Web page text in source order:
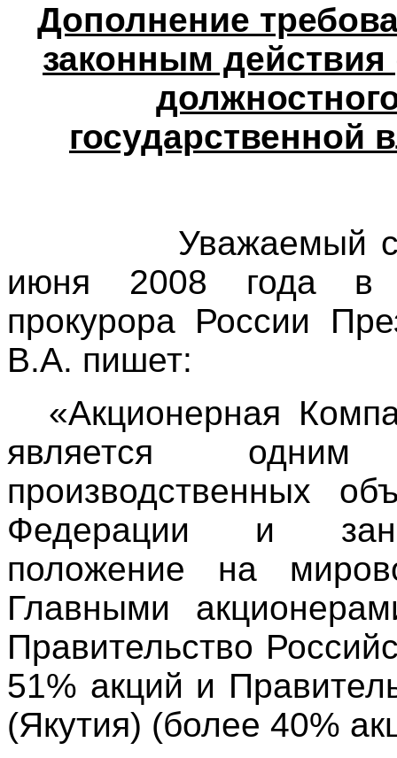
Дополнение
законным
государственной
Уважаемый
июня 2008 года в
прокурора России
В.А. пишет:
«Акционерная
является
производственных
Федерации и
положение на
Главными
Правительство
51% акций и
(Якутия) (более 40%